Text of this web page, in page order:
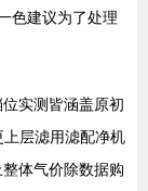
色建议为了处理
实测皆涵盖原初
层滤用滤配净机
体气价除数据购